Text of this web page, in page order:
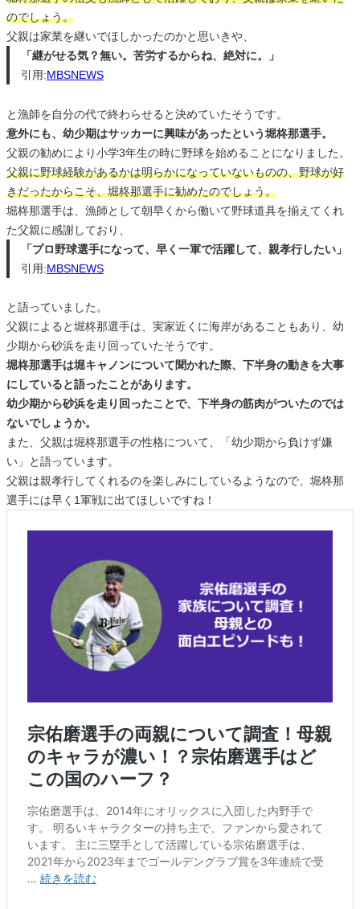
のでしょう。
父親は家業を継いでほしかったのかと思いきや、
「継がせる気？無い。苦労するからね、絶対に。」
引用:MBSNEWS
と漁師を自分の代で終わらせると決めていたそうです。
意外にも、幼少期はサッカーに興味があったという堀柊那選手。
父親の勧めにより小学3年生の時に野球を始めることになりました。
父親に野球経験があるかは明らかになっていないものの、野球が好
きだったからこそ、堀柊那選手に勧めたのでしょう。
堀柊那選手は、漁師として朝早くから働いて野球道具を揃えてくれ
た父親に感謝しており、
「プロ野球選手になって、早く一軍で活躍して、親孝行したい」
引用:MBSNEWS
と語っていました。
父親によると堀柊那選手は、実家近くに海岸があることもあり、幼
少期から砂浜を走り回っていたそうです。
堀柊那選手は堀キャノンについて聞かれた際、下半身の動きを大事
にしていると語ったことがあります。
幼少期から砂浜を走り回ったことで、下半身の筋肉がついたのでは
ないでしょうか。
また、父親は堀柊那選手の性格について、「幼少期から負けず嫌
い」と語っています。
父親は親孝行してくれるのを楽しみにしているようなので、堀柊那
選手には早く1軍戦に出てほしいですね！